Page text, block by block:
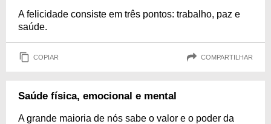
A felicidade consiste em três pontos: trabalho, paz e
saúde.
COPIAR COMPARTILHAR
Saúde física, emocional e mental
A grande maioria de nós sabe o valor e o poder da